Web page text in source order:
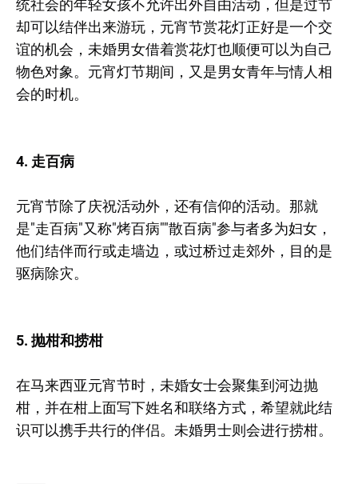
统社会的年轻女孩不允许出外自由活动，但是过节
却可以结伴出来游玩，元宵节赏花灯正好是一个交
谊的机会，未婚男女借着赏花灯也顺便可以为自己
物色对象。元宵灯节期间，又是男女青年与情人相
会的时机。
4. 走百病
元宵节除了庆祝活动外，还有信仰的活动。那就
是"走百病"又称"烤百病""散百病"参与者多为妇女，
他们结伴而行或走墙边，或过桥过走郊外，目的是
驱病除灾。
5. 抛柑和捞柑
在马来西亚元宵节时，未婚女士会聚集到河边抛
柑，并在柑上面写下姓名和联络方式，希望就此结
识可以携手共行的伴侣。未婚男士则会进行捞柑。